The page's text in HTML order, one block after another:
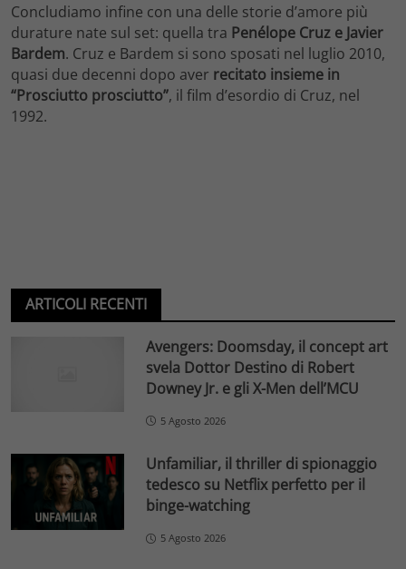
Concludiamo infine con una delle storie d’amore più
durature nate sul set: quella tra Penélope Cruz e Javier
Bardem. Cruz e Bardem si sono sposati nel luglio 2010,
quasi due decenni dopo aver recitato insieme in
“Prosciutto prosciutto”, il film d’esordio di Cruz, nel
1992.
ARTICOLI RECENTI
Avengers: Doomsday, il concept art
svela Dottor Destino di Robert
Downey Jr. e gli X-Men dell’MCU
5 Agosto 2026
Unfamiliar, il thriller di spionaggio
tedesco su Netflix perfetto per il
binge-watching
5 Agosto 2026